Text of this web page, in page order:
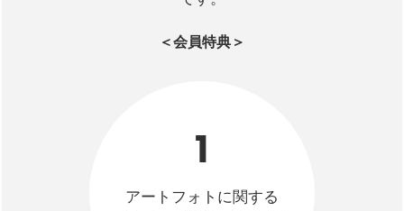
＜会員特典＞
1
アートフォトに関する